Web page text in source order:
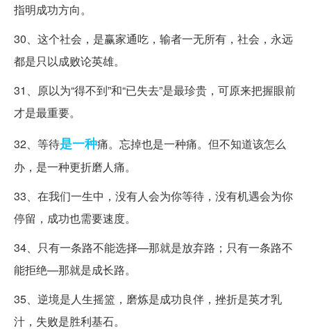
指明成功方向。
30、这个社会，是赢家通吃，输者一无所有，社会，永远
都是只以成败论英雄。
31、原以为“得不到”和“已失去”是最珍贵，可原来把握眼前
才是最重要。
32、等待是一种痛。忘掉也是一种痛。但不知道该怎么
办，是一种更折磨人痛。
33、在我们一生中，没有人会为你等待，没有机遇会为你
停留，成功也需要速度。
34、只有一条路不能选择—那就是放弃路；只有一条路不
能拒绝—那就是成长路。
35、逆境是人生摇篮，磨炼是成功良伴，挫折是英才乳
汁，失败是胜利基石。